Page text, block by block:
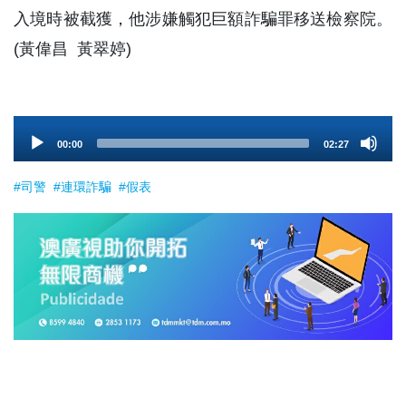
入境時被截獲，他涉嫌觸犯巨額詐騙罪移送檢察院。
(黃偉昌 黃翠婷)
Player
00:00 02:27
#司警 #連環詐騙 #假表